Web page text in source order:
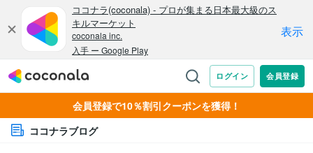
会員登録で10％割引クーポンを獲得！
ココナラブログ